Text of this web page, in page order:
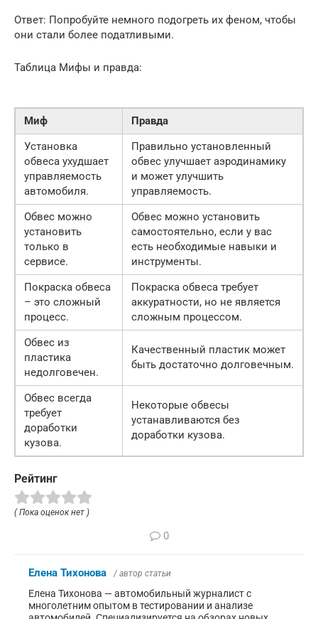
Ответ: Попробуйте немного подогреть их феном, чтобы
они стали более податливыми.
Таблица Мифы и правда:
Миф
Правда
Установка
обвеса ухудшает
управляемость
автомобиля.
Правильно установленный
обвес улучшает аэродинамику
и может улучшить
управляемость.
Обвес можно
установить
только в
сервисе.
Обвес можно установить
самостоятельно, если у вас
есть необходимые навыки и
инструменты.
Покраска обвеса
– это сложный
процесс.
Покраска обвеса требует
аккуратности, но не является
сложным процессом.
Обвес из
пластика
недолговечен.
Качественный пластик может
быть достаточно долговечным.
Обвес всегда
требует
доработки
кузова.
Некоторые обвесы
устанавливаются без
доработки кузова.
Рейтинг
( Пока оценок нет )
0
Елена Тихонова / автор статьи
Елена Тихонова — автомобильный журналист с
многолетним опытом в тестировании и анализе